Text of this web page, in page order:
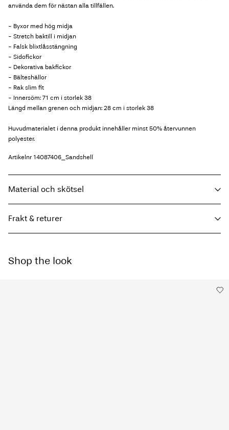
använda dem för nästan alla tillfällen.
- Byxor med hög midja
- Stretch baktill i midjan
- Falsk blixtlåsstängning
- Sidofickor
- Dekorativa bakfickor
- Bälteshällor
- Rak slim fit
- Innersöm: 71 cm i storlek 38
Längd mellan grenen och midjan: 28 cm i storlek 38
Huvudmaterialet i denna produkt innehåller minst 50% återvunnen
polyester.
Artikelnr 14087406_Sandshell
Material och skötsel
Torktumla inte
Frakt & returer
Shop the look